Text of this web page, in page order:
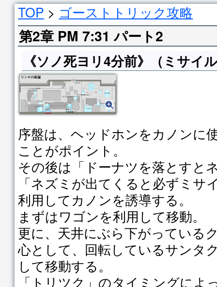
TOP > ゴーストトリック攻略
第2章 PM 7:31 パート2
《ソノ死ヨリ4分前》（ミサイ
序盤は、ヘッドホンをカノンに
ことがポイント。
その後は「ドーナツを落とすと
「ネズミが出てくると必ずミサ
利用してカノンを誘導する。
まずはワゴンを利用して移動。
更に、天井にぶら下がっている
心として、回転しているサンタ
して移動する。
「トリツク」のタイミングによ